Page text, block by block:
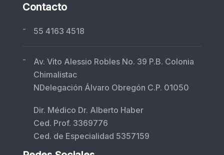
Contacto
- 55 4163 4518
-
Av. Vito Alessio Robles No. 39 P.B. Colonia
Chimalistac
NDelegación Álvaro Obregón C.P. 01050
Dir. Médico Dr. Alberto Haber
Ced. Prof. 3369776
Ced. de Especialidad 5357159